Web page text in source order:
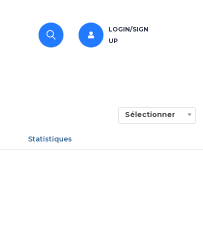
LOGIN/SIGN
UP
Sélectionner
Statistiques